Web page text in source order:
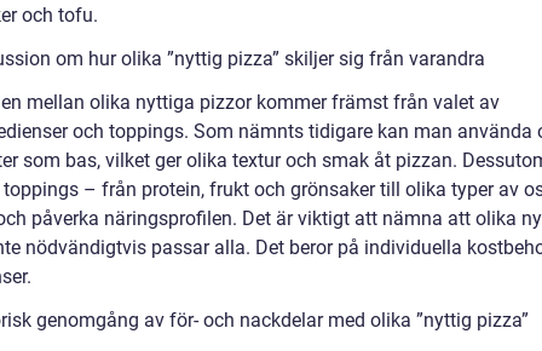
och tofu.
om hur olika ”nyttig pizza” skiljer sig från varandra
mellan olika nyttiga pizzor kommer främst från valet av
och toppings. Som nämnts tidigare kan man använda
som bas, vilket ger olika textur och smak åt pizzan.
– från protein, frukt och grönsaker till olika typer av
påverka näringsprofilen. Det är viktigt att nämna att olika
nödvändigtvis passar alla. Det beror på individuella
genomgång av för- och nackdelar med olika ”nyttig pizza”